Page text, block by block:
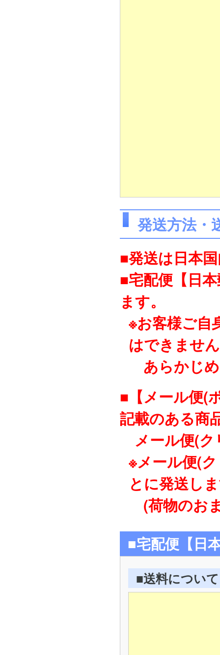
発送方法・
■発送は日本
■宅配便【日
ます。
※お客様ご自
はできませ
あらかじ
■【メール便(
記載のある商
メール便(ク
※メール便(
とに発送し
(荷物のお
■宅配便【日
■送料について